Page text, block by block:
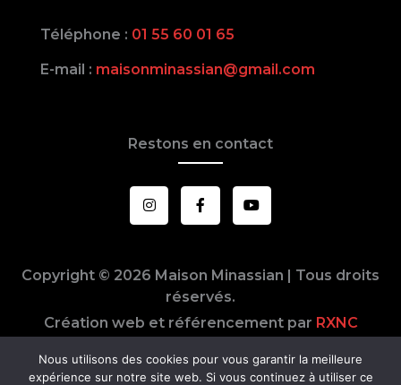
Téléphone : 01 55 60 01 65
E-mail : maisonminassian@gmail.com
Restons en contact
I
n
s
r
F
a
c
o
k
-
f
Y
o
u
e
Copyright © 2026 Maison Minassian | Tous droits
réservés.
Création web et référencement par RXNC
Nous utilisons des cookies pour vous garantir la meilleure
expérience sur notre site web. Si vous continuez à utiliser ce